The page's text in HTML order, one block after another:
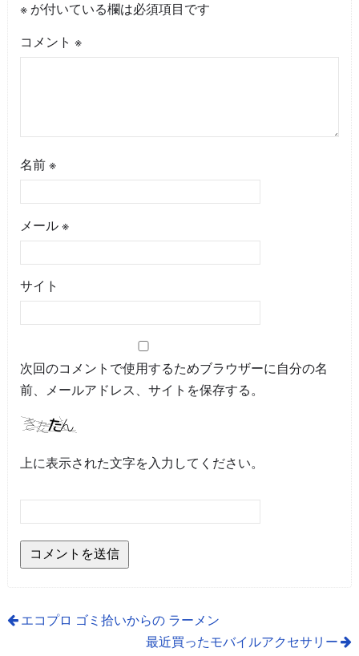
※が付いている欄は必須項目です
コメント ※
名前 ※
メール ※
サイト
次回のコメントで使用するためブラウザーに自分の名
前、メールアドレス、サイトを保存する。
上に表示された文字を入力してください。
エコプロ ゴミ拾いからの ラーメン
最近買ったモバイルアクセサリー